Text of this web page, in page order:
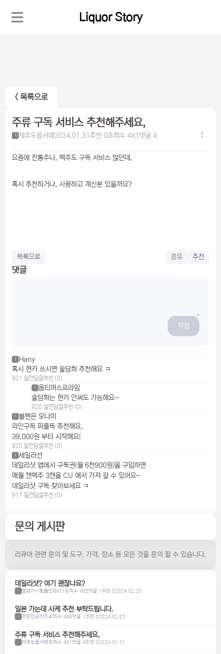
Liquor Story
< 목록으로
주류 구독 서비스 추천해주세요,
1 제주도옵셔예 2024.01.31추천 0조회수 481 댓글 4
요즘에 전통주나, 맥주도 구독 서비스 많던데,
혹시 추천하거나, 사용하고 계신분 있을까요?
목록으로 공유 추천
댓글
작성
1
Hany
혹시 현카 쓰시면 술담화 추천해요 ㅋ
921 일전답글추천 (0)
1
옵티머스프라임
술담화는 현카 안써도 가능해요~
920 일전답글추천 (0)
1
볼펜은 모나미
와인구독 퍼플독 추천해요,
39,000원 부터 시작해요!
920 일전답글추천 (0)
1
세일러선
데일리샷 앱에서 구독권(월 6천900원)을 구입하면
매월 캔맥주 3캔을 CU 애서 가져 갈 수 있어요~
데일리샷 구독 찾아보세요 ㅋ
917 일전답글추천 (0)
문의 게시판
리큐어 관련 문의 및 도구, 가격, 장소 등 모든 것을 문의 할 수 있습니다.
데일리샷? 여기 괜찮나요?
1 맴매가사람을만든다1조회수 485댓글 1추천 02024.02.20
일본 가는데 사케 추천 부탁드립니다.
1 희망찬공직자조회수 466댓글 1추천 02024.02.05
주류 구독 서비스 추천해주세요,
1 제주도옵셔예 조회수 481댓글 4추천 02024.01.31